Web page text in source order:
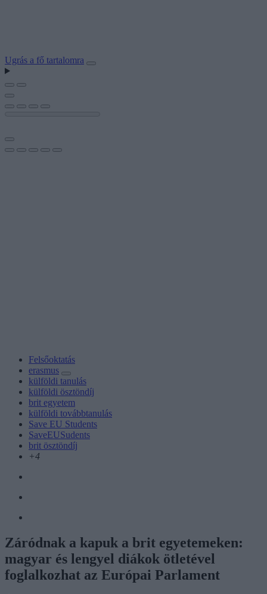
Ugrás a fő tartalomra
Felsőoktatás
erasmus
külföldi tanulás
külföldi ösztöndíj
brit egyetem
külföldi továbbtanulás
Save EU Students
SaveEUSudents
brit ösztöndíj
+4
Záródnak a kapuk a brit egyetemeken:
magyar és lengyel diákok ötletével
foglalkozhat az Európai Parlament